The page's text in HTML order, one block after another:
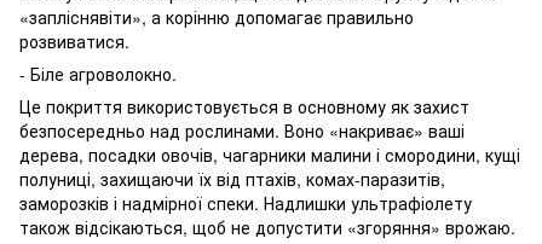
«запліснявіти», а корінню допомагає правильно
розвиватися.
- Біле агроволокно.
Це покриття використовується в основному як захист
безпосередньо над рослинами. Воно «накриває» ваші
дерева, посадки овочів, чагарники малини і смородини, кущі
полуниці, захищаючи їх від птахів, комах-паразитів,
заморозків і надмірної спеки. Надлишки ультрафіолету
також відсікаються, щоб не допустити «згоряння» врожаю.